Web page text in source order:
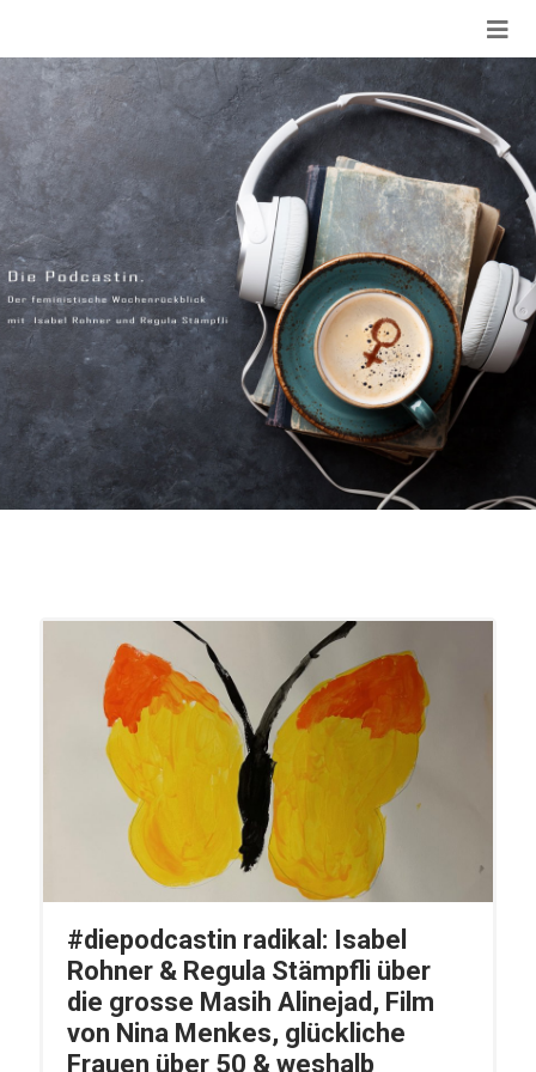
#diepodcastin radikal: Isabel
Rohner & Regula Stämpfli über
die grosse Masih Alinejad, Film
von Nina Menkes, glückliche
Frauen über 50 & weshalb